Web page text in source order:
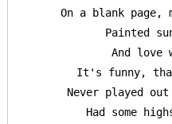
On a blank page,
Painted
And love
It's funny,
Never played
Had some